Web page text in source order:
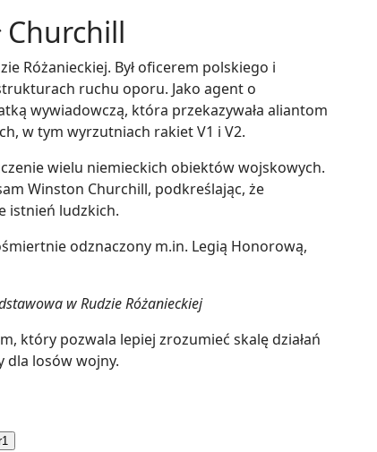
Churchill
Różanieckiej. Był oficerem polskiego i
ruchu oporu. Jako agent o
wywiadowczą, która przekazywała aliantom
w tym wyrzutniach rakiet V1 i V2.
wielu niemieckich obiektów wojskowych.
Winston Churchill, podkreślając, że
istnień ludzkich.
odznaczony m.in. Legią Honorową,
w Rudzie Różanieckiej
który pozwala lepiej zrozumieć skalę działań
dla losów wojny.
1